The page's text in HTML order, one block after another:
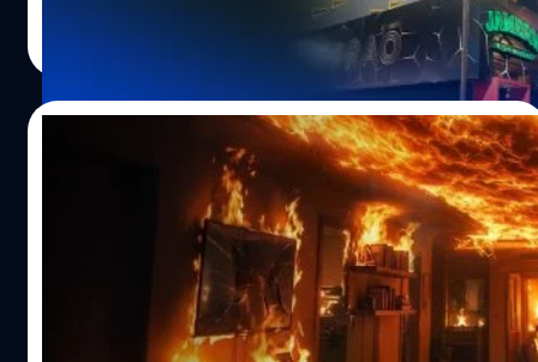
แสงส่องถึงค่อย ๆ ตื้นลง ชั้นน้ำนี้มีความสำคัญอย่างมาก
เพราะเป็นแหล่งอาศัยของสิ่งมีชีวิตในทะเลกว่า 90% รวมถึง
แพลงก์ตอนพืชที่ช่วยรักษาสมดุลของระบบนิเวศและสภาพภูมิ
อากาศของโลก ผลกระทบอาจมากกว่าที่คิด ผลการศึกษาพบ
ว่า ในช่วง 20 ปีที่ผ่านมา มหาสมุทรมากกว่า 1…
เรียนรู้อะไรบ้างจากรอยแผลเป็นในอดีตอย่าง 'ซานติก้า ผับ'
และ 'เมาน์เทนบี' ย้อนรอย 2 โศกนาฏกรรมคร่าชีวิตคน หาก
เราย้อนกลับไปมองโศกนาฏกรรมทั้งสองเหตุการณ์ สิ่งที่
เหมือนกันจนน่าตกใจไม่ใช่ความโชคร้าย แต่คือ 'โครงสร้าง
และวัสดุ' ที่กลายมาเป็นภัยเงียบ ในกรณีของซานติก้า ผับ และ
เมาน์เทน บี ต้นตอความสูญเสียหลักมาจากวัสดุตกแต่ง และ
แผ่นโฟมซับเสียงที่ไม่ได้มาตรฐานอย่างโพลียูรีเทนโฟม
(Polyurethane Foam) หรือที่เรียกสั้น ๆ ว่า PU โฟม มักจะอยู่
อันดับต้น ๆ เสมอ วัสดุชนิดนี้นิยมนำมาใช้ทำ 'แผ่นโฟมซับ
เสียง' (Acoustic Foam) บุตามผนังและเพดานเพื่อควบคุม
คุณภาพเสียงในร้านให้ทุ้มแน่น แต่หากผู้ประกอบการเลือกใช้
โฟมซับเสียงเกรดที่ไม่ได้มาตรฐานและไม่มีการผสมสารหน่วง
รู้จัก “ไฟไหม้ 3 แบบ” พร้อมวิธีเอาตัวรอดเบื้อง
จากเหตุการณ์ไฟไหม้ 'โรงเบียร์ ณ ลาดพร้าว' ถือเป็นเรื่องที่น่า
สลดใจและไม่มีใครอยากให้เกิด ทางทีม BT beartai ขอส่ง
กำลังใจให้ครอบครัวผู้เสียชีวิตและผู้บาดเจ็บ ให้ผ่านวิกฤตนี้